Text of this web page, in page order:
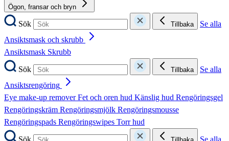
Ögon, fransar och bryn
Sök Tillbaka
Se alla
Ansiktsmask och skrubb
Ansiktsmask Skrubb
Sök
Tillbaka
Se alla
Ansiktsrengöring
Eye make-up removerFet och oren hud Känslig hud Rengöringsgel
Rengöringskräm Rengöringsmjölk Rengöringsmousse
Rengöringspads Rengöringswipes Torr hud